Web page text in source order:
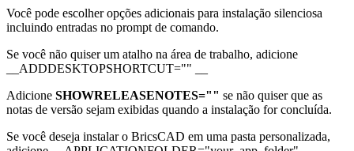
Você pode escolher opções adicionais para instalação silenciosa
incluindo entradas no prompt de comando.
Se você não quiser um atalho na área de trabalho, adicione
__ADDDESKTOPSHORTCUT="" __
Adicione SHOWRELEASENOTES="" se não quiser que as
notas de versão sejam exibidas quando a instalação for concluída.
Se você deseja instalar o BricsCAD em uma pasta personalizada,